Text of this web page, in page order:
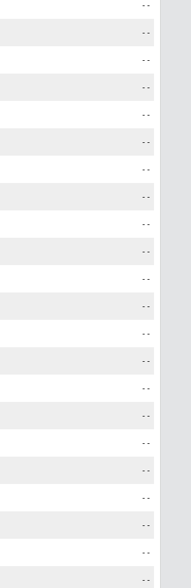
--
--
--
--
--
--
--
--
--
--
--
--
--
--
--
--
--
--
--
--
--
--